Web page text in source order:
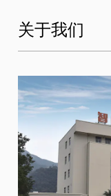
关于我们